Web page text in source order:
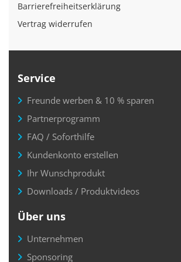
Barrierefreiheitserklärung
Vertrag widerrufen
Service
Freunde werben & 10 % sparen
Partnerprogramm
FAQ / Soforthilfe
Kundenkonto erstellen
Ihr Wunschprodukt
Downloads / Produktvideos
Über uns
Unternehmen
Sponsoring